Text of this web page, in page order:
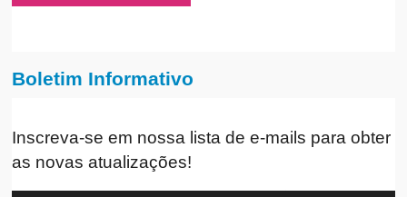
Boletim Informativo
Inscreva-se em nossa lista de e-mails para obter
as novas atualizações!